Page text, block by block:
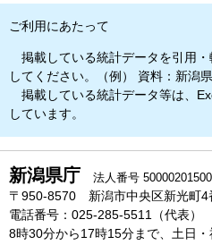
ご利用にあたって
掲載している統計データを引用
してください。（例） 資料：新潟
掲載している統計データ等は、
しています。
新潟県庁 法人番号
〒950-8570 新潟市中央区新光町4
電話番号：025-285-5511（代表）
8時30分から17時15分まで、土日・